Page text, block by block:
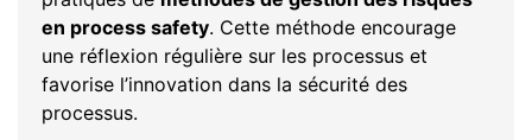
en process safety. Cette méthode encourage
une réflexion régulière sur les processus et
favorise l’innovation dans la sécurité des
processus.